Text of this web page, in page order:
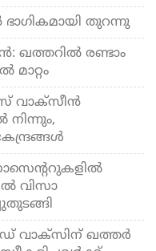
തുറന്നു
ഖത്തറില്‍ രണ്ടാം
വാക്‌സീന്‍
വിസാ
വാക്‌സിന് ഖത്തര്‍